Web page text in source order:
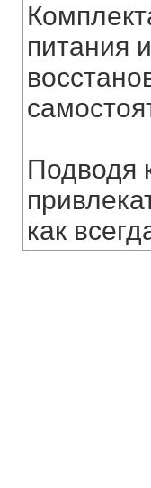
питания
Подводя
как